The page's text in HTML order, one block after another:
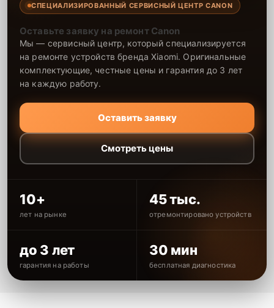
СПЕЦИАЛИЗИРОВАННЫЙ СЕРВИСНЫЙ ЦЕНТР CANON
Оставьте заявку на ремонт Canon
Мы — сервисный центр, который специализируется
на ремонте устройств бренда Xiaomi. Оригинальные
комплектующие, честные цены и гарантия до 3 лет
на каждую работу.
Оставить заявку
Смотреть цены
10+
лет на рынке
45 тыс.
отремонтировано устройств
до 3 лет
гарантия на работы
30 мин
бесплатная диагностика